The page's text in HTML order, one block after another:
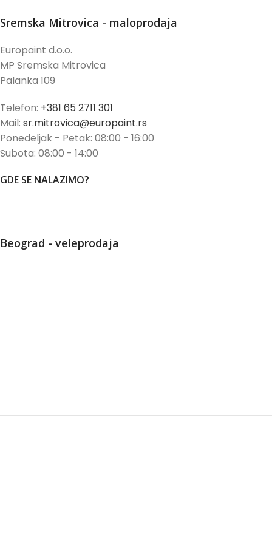
Sremska Mitrovica - maloprodaja
Europaint d.o.o.
MP Sremska Mitrovica
Palanka 109
Telefon: +381 65 2711 301
Mail: sr.mitrovica@europaint.rs
Ponedeljak - Petak: 08:00 - 16:00
Subota: 08:00 - 14:00
GDE SE NALAZIMO?
Beograd - veleprodaja